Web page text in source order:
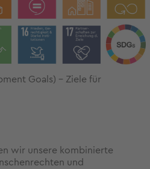
Goals) - Ziele für
wir unsere kombinierte
und